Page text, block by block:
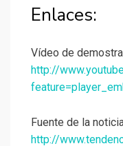
Enlaces:
Vídeo de
http://
Fuente de la
http://